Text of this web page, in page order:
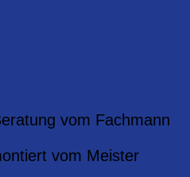
vom Fachmann
vom Meister